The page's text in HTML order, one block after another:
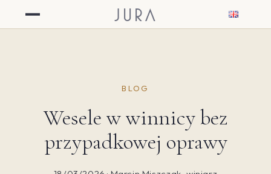
JURA
BLOG
Wesele w winnicy bez
przypadkowej oprawy